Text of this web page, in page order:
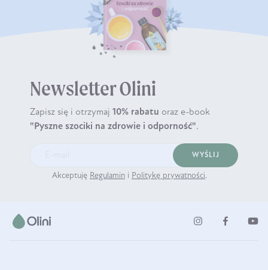
Newsletter Olini
Zapisz się i otrzymaj 10% rabatu oraz e-book
"Pyszne szociki na zdrowie i odporność".
WYŚLIJ
Akceptuję Regulamin i Politykę prywatności.